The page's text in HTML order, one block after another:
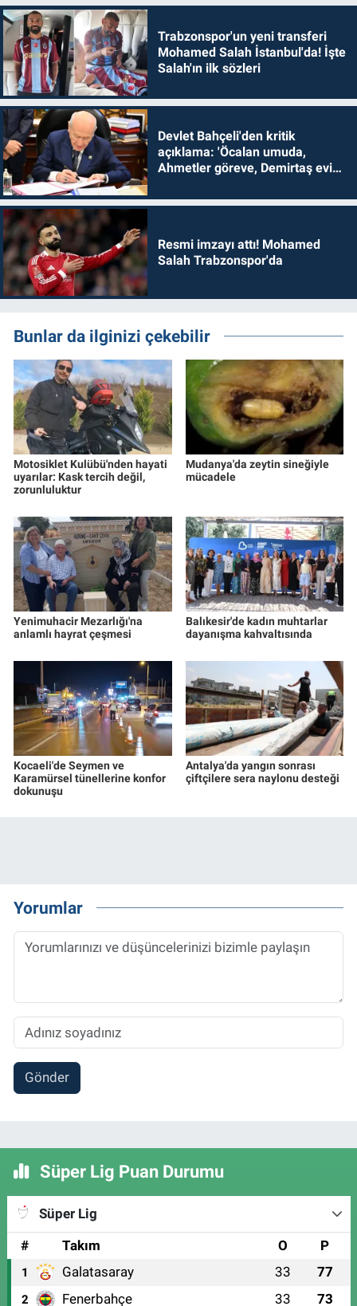
Trabzonspor'un yeni transferi
Mohamed Salah İstanbul'da! İşte
Salah'ın ilk sözleri
Devlet Bahçeli'den kritik
açıklama: 'Öcalan umuda,
Ahmetler göreve, Demirtaş evine
Resmi imzayı attı! Mohamed
Salah Trabzonspor'da
Bunlar da ilginizi çekebilir
Motosiklet Kulübü'nden hayati
uyarılar: Kask tercih değil,
zorunluluktur
Mudanya'da zeytin sineğiyle
mücadele
Yenimuhacir Mezarlığı'na
anlamlı hayrat çeşmesi
Balıkesir'de kadın muhtarlar
dayanışma kahvaltısında
Kocaeli'de Seymen ve
Karamürsel tünellerine konfor
dokunuşu
Antalya'da yangın sonrası
çiftçilere sera naylonu desteği
Yorumlar
Gönder
Süper Lig Puan Durumu
Süper Lig
#
Takım O P
1 Galatasaray 33 77
2 Fenerbahçe 33 73